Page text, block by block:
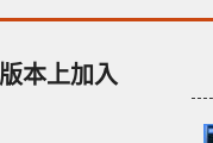
本上加入